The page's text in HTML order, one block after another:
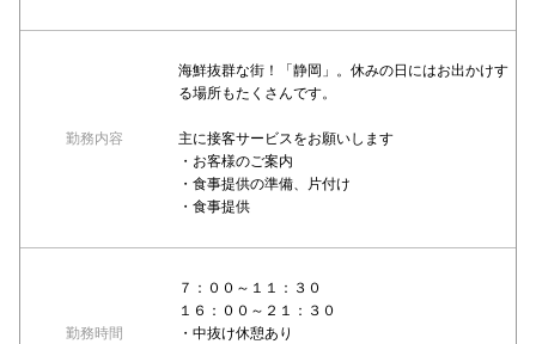
勤務内容
海鮮抜群な街！「静岡」。休みの日にはお出かけす
る場所もたくさんです。
主に接客サービスをお願いします
・お客様のご案内
・食事提供の準備、片付け
・食事提供
勤務時間
７：００～１１：３０
１６：００～２１：３０
・中抜け休憩あり